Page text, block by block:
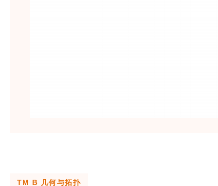
TM B 几何与拓扑